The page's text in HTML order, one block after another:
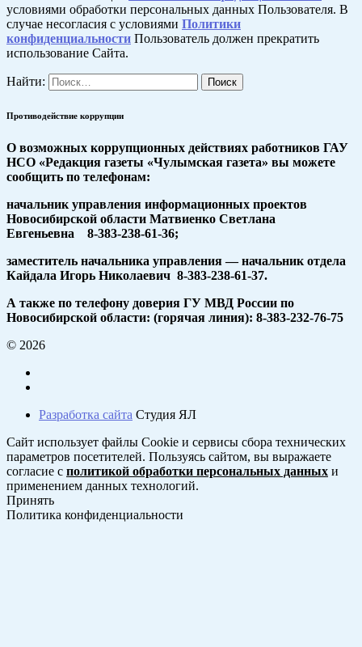
условиями обработки персональных данных Пользователя. В
случае несогласия с условиями Политики
конфиденциальности Пользователь должен прекратить
использование Сайта.
Найти:
Противодействие коррупции
О возможных коррупционных действиях работников ГАУ
НСО «Редакция газеты «Чулымская газета» вы можете
сообщить по телефонам:
начальник управления информационных проектов
Новосибирской области Матвиенко Светлана
Евгеньевна 8-383-238-61-36;
заместитель начальника управления — начальник отдела
Кайдала Игорь Николаевич 8-383-238-61-37.
А также по телефону доверия ГУ МВД России по
Новосибирской области: (горячая линия): 8-383-232-76-75
© 2026
Разработка сайта Студия ЯЛ
Сайт использует файлы Cookie и сервисы сбора технических
параметров посетителей. Пользуясь сайтом, вы выражаете
согласие с политикой обработки персональных данных и
применением данных технологий.
Принять
Политика конфиденциальности